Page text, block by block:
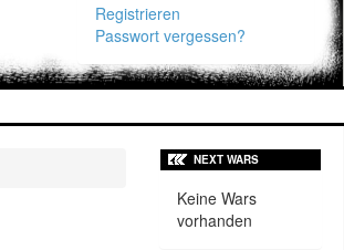
Registrieren
Passwort vergessen?
NEXT WARS
Keine Wars
vorhanden